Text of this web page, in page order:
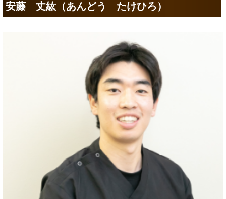
安藤 丈紘（あんどう たけひろ）